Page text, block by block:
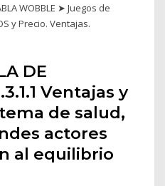
WOBBLE ➤ Juegos de
y Precio. Ventajas.
DE
Ventajas y
de salud,
actores
al equilibrio